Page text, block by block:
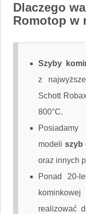
Dlaczego
Romotop w
Szyby
z
Schott
800°C.
modeli szyb
oraz innych
Ponad 20-
realizować